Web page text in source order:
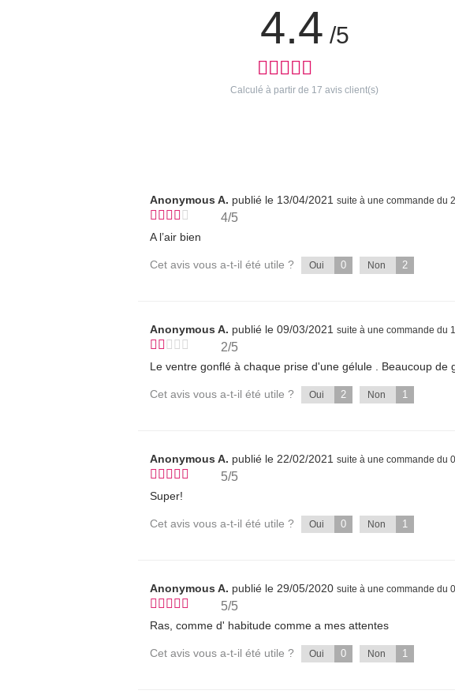
4.4 /5
Calculé à partir de 17 avis client(s)
Anonymous A. publié le 13/04/2021 suite à une commande du
4/5
A l’air bien
Cet avis vous a-t-il été utile ? Oui 0 Non 2
Anonymous A. publié le 09/03/2021 suite à une commande du
2/5
Le ventre gonflé à chaque prise d'une gélule . Beaucoup de
Cet avis vous a-t-il été utile ? Oui 2 Non 1
Anonymous A. publié le 22/02/2021 suite à une commande du
5/5
Super!
Cet avis vous a-t-il été utile ? Oui 0 Non 1
Anonymous A. publié le 29/05/2020 suite à une commande du
5/5
Ras, comme d' habitude comme a mes attentes
Cet avis vous a-t-il été utile ? Oui 0 Non 1